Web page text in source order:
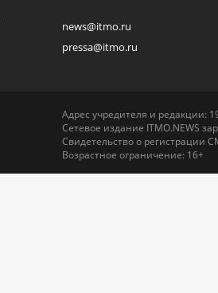
news@itmo.ru
pressa@itmo.ru
Адрес учредителя и редакции:
Сетевое издание ITMO.NEWS
Свидетельство о регистрации
Возрастное ограничение: 16+